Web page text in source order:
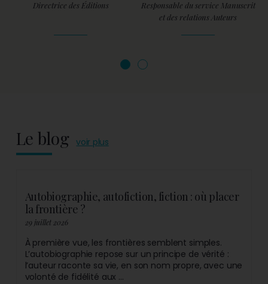
Directrice des Éditions
Responsable du service Manuscrit
et des relations Auteurs
Le blog voir plus
Autobiographie, autofiction, fiction : où placer
la frontière ?
29 juillet 2026
À première vue, les frontières semblent simples.
L’autobiographie repose sur un principe de vérité :
l’auteur raconte sa vie, en son nom propre, avec une
volonté de fidélité aux ...